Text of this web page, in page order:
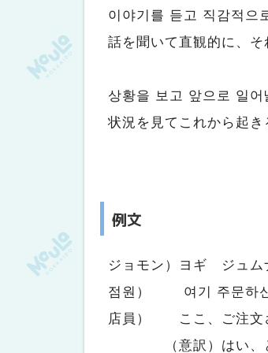
이야기를 듣고 직감적으
話を聞いて直観的に、そ
상황을 보고 앞으로 일
状況を見てこれから起き
例文
ジョモン）ヨギ ジュム
점원） 여기 주문하신
店員） ここ、ご注文
（意訳）はい、ど